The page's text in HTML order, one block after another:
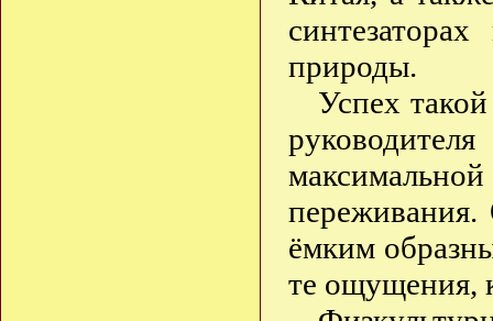
природы.
Успех
переживания.
ёмким
те ощущения,